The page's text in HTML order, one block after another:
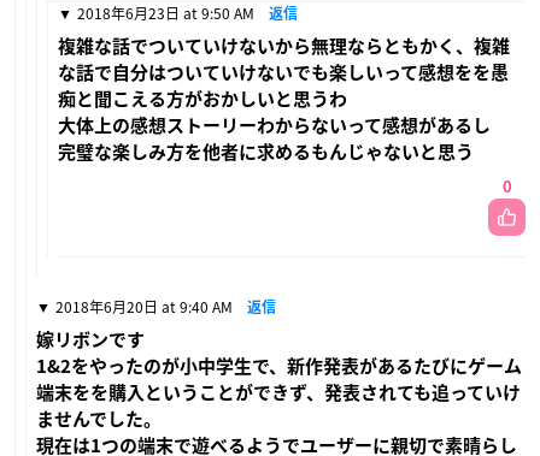
2018年6月23日 at 9:50 AM 返信
複雑な話でついていけないから無理ならともかく、複雑
な話で自分はついていけないでも楽しいって感想をを愚
痴と聞こえる方がおかしいと思うわ
大体上の感想ストーリーわからないって感想があるし
完璧な楽しみ方を他者に求めるもんじゃないと思う
0
2018年6月20日 at 9:40 AM 返信
嫁リボンです
1&2をやったのが小中学生で、新作発表があるたびにゲーム
端末をを購入ということができず、発表されても追っていけ
ませんでした。
現在は1つの端末で遊べるようでユーザーに親切で素晴らし